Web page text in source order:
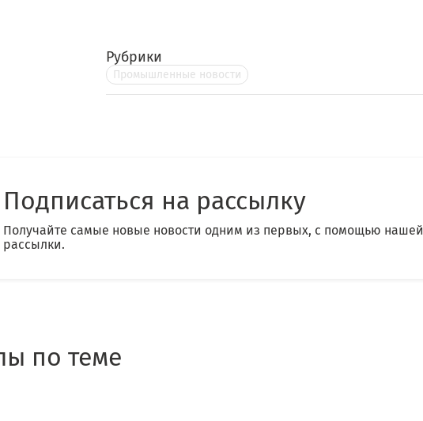
Рубрики
Промышленные новости
Подписаться на рассылку
Получайте самые новые новости одним из первых, с помощью нашей
рассылки.
по теме